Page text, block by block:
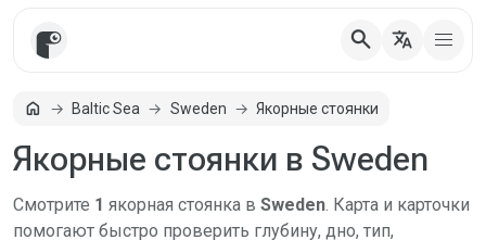
search translate
home ГлавнаяBaltic Sea Sweden Якорные стоянки
Якорные стоянки в Sweden
Смотрите 1 якорная стоянка в Sweden. Карта и карточки
помогают быстро проверить глубину, дно, тип,